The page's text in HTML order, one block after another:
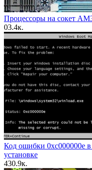
Процессоры на сокет
03.4к.
Код ошибки 0xc000000e в
установке
430.9к.